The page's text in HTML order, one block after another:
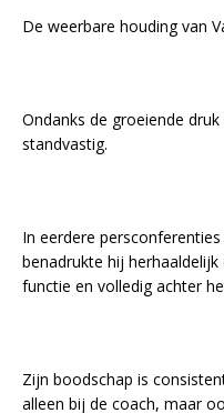
De weerbare houding van
Ondanks de groeiende
standvastig.
In eerdere
benadrukte hij
functie en volledig achter
Zijn boodschap is
alleen bij de coach, maar